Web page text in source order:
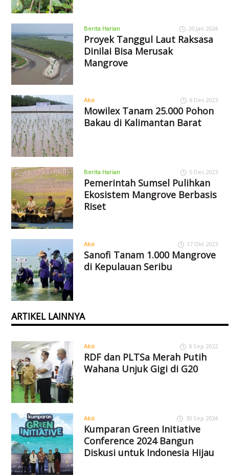
Berita Harian 20 Jan 2024
Proyek Tanggul Laut Raksasa
Dinilai Bisa Merusak
Mangrove
Aksi 8 Des 2023
Mowilex Tanam 25.000 Pohon
Bakau di Kalimantan Barat
Berita Harian 5 Des 2023
Pemerintah Sumsel Pulihkan
Ekosistem Mangrove Berbasis
Riset
Aksi 17 Okt 2023
Sanofi Tanam 1.000 Mangrove
di Kepulauan Seribu
ARTIKEL LAINNYA
Aksi 8 Sep 2022
RDF dan PLTSa Merah Putih
Wahana Unjuk Gigi di G20
Aksi 30 Sep 2024
Kumparan Green Initiative
Conference 2024 Bangun
Diskusi untuk Indonesia Hijau